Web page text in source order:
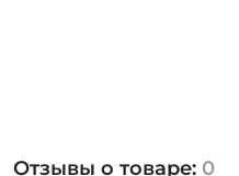
Отзывы о товаре: 0